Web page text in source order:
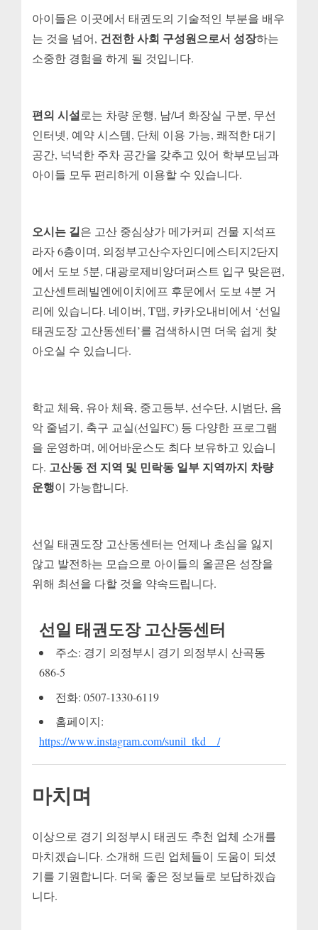
아이들은 이곳에서 태권도의 기술적인 부분을 배우
는 것을 넘어, 건전한 사회 구성원으로서 성장하는
소중한 경험을 하게 될 것입니다.
편의 시설로는 차량 운행, 남/녀 화장실 구분, 무선
인터넷, 예약 시스템, 단체 이용 가능, 쾌적한 대기
공간, 넉넉한 주차 공간을 갖추고 있어 학부모님과
아이들 모두 편리하게 이용할 수 있습니다.
오시는 길은 고산 중심상가 메가커피 건물 지석프
라자 6층이며, 의정부고산수자인디에스티지2단지
에서 도보 5분, 대광로제비앙더퍼스트 입구 맞은편,
고산센트레빌엔에이치에프 후문에서 도보 4분 거
리에 있습니다. 네이버, T맵, 카카오내비에서 ‘선일
태권도장 고산동센터’를 검색하시면 더욱 쉽게 찾
아오실 수 있습니다.
학교 체육, 유아 체육, 중고등부, 선수단, 시범단, 음
악 줄넘기, 축구 교실(선일FC) 등 다양한 프로그램
을 운영하며, 에어바운스도 최다 보유하고 있습니
다. 고산동 전 지역 및 민락동 일부 지역까지 차량
운행이 가능합니다.
선일 태권도장 고산동센터는 언제나 초심을 잃지
않고 발전하는 모습으로 아이들의 올곧은 성장을
위해 최선을 다할 것을 약속드립니다.
선일 태권도장 고산동센터
주소: 경기 의정부시 경기 의정부시 산곡동
686-5
전화: 0507-1330-6119
홈페이지:
https://www.instagram.com/sunil_tkd__/
마치며
이상으로 경기 의정부시 태권도 추천 업체 소개를
마치겠습니다. 소개해 드린 업체들이 도움이 되셨
기를 기원합니다. 더욱 좋은 정보들로 보답하겠습
니다.